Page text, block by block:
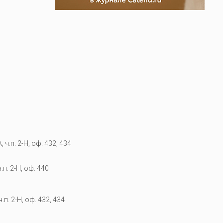
ч.п. 2-Н, оф. 432, 434
2-Н, оф. 440
2-Н, оф. 432, 434